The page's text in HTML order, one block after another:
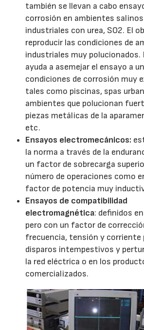
también se llevan a cabo
corrosión en ambientes
industriales con urea, SO2. El
reproducir las condiciones de
industriales muy polucionados.
ayuda a asemejar el ensayo a
condiciones de corrosión muy
tales como piscinas, spas
ambientes que polucionan
piezas metálicas de la
etc.
Ensayos electromecánicos:
la norma a través de la
un factor de sobrecarga
número de operaciones como
factor de potencia muy
Ensayos de compatibilidad
electromagnética: definidos
pero con un factor de
frecuencia, tensión y corriente
disparos intempestivos y
la red eléctrica o en los
comercializados.